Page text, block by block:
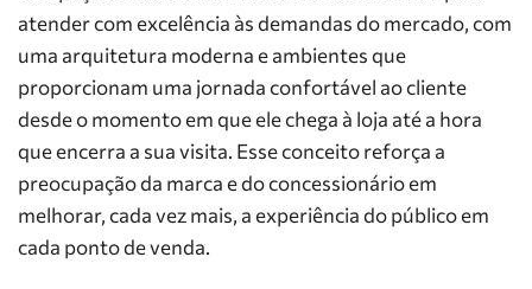
atender com excelência às demandas do mercado, com
uma arquitetura moderna e ambientes que
proporcionam uma jornada confortável ao cliente
desde o momento em que ele chega à loja até a hora
que encerra a sua visita. Esse conceito reforça a
preocupação da marca e do concessionário em
melhorar, cada vez mais, a experiência do público em
cada ponto de venda.